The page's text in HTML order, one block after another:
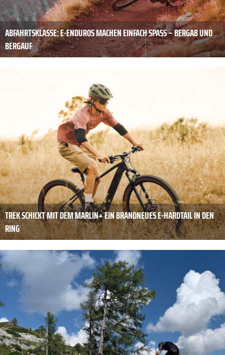
ABFAHRTSKLASSE: E-ENDUROS MACHEN EINFACH SPASS – BERGAB UND B
ERGAUF
TREK SCHICKT MIT DEM MARLIN+ EIN BRANDNEUES E-HARDTAIL IN DEN
RING